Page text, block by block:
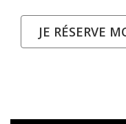
JE RÉSERVE